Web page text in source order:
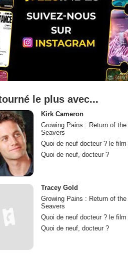
le plus avec...
Kirk Cameron
Growing Pains : Return of the
Seavers
Quoi de neuf docteur ? le film
Quoi de neuf, docteur ?
Tracey Gold
Growing Pains : Return of the
Seavers
Quoi de neuf docteur ? le film
Quoi de neuf, docteur ?